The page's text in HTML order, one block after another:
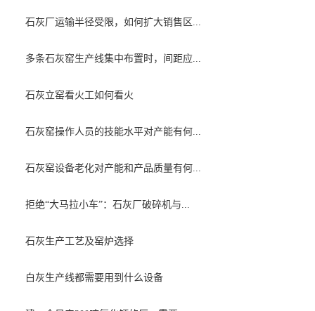
石灰厂运输半径受限，如何扩大销售区...
多条石灰窑生产线集中布置时，间距应...
石灰立窑看火工如何看火
石灰窑操作人员的技能水平对产能有何...
石灰窑设备老化对产能和产品质量有何...
拒绝“大马拉小车”：石灰厂破碎机与...
石灰生产工艺及窑炉选择
白灰生产线都需要用到什么设备